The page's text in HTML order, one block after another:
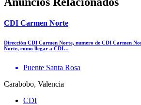
CDI Carmen Norte
Dirección CDI Carmen Norte, numero de CDI Carmen
Norte, como llegar a CDI…
Puente Santa Rosa
Carabobo, Valencia
CDI